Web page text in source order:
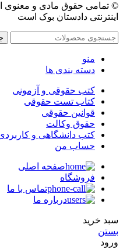
© تمامی حقوق مادی و معنوی
اینترنتی دادستان بوک است
منو
دسته بندی ها
کتب حقوقی و آزمونی
کتاب تست حقوقی
قوانین حقوقی
حقوق وکالت
کتب دانشگاهی و
حساب من
صفحه اصلی
فروشگاه
تماس با ما
درباره ما
سبد خرید
بستن
ورود